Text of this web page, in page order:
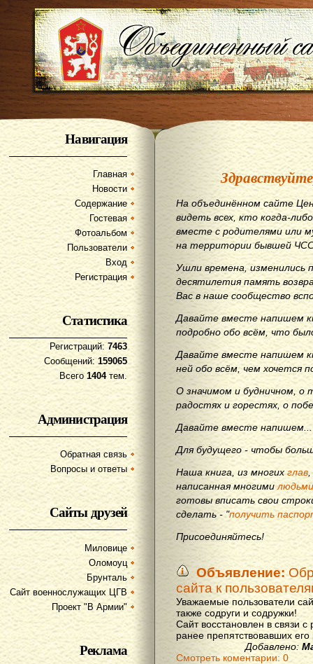
Навигация
Главная
Новости
Содержание
Гостевая
Фотоальбом
Пользователи
Вход
Регистрация
Статистика
Регистраций: 7463
Сообщений:159065
Всего 1404тем.
Администрация
Обратная связь
Вопросы и ответы
Сайты друзей
Миловице
Оломоуц
Брунталь
Сайт военнослужащих ЦГВ
Проект "В Армии"
Реклама
На объединённом сайте
видеть всех, кто когда-
вместе с родителями или
на территории бывшей
Ушли времена, изменились
десятилетия память
Вас в наше сообщество
Давайте вместе напишем
подробно обо всём, что
Давайте вместе напишем
ней обо всём, чем хочется
О значимом и будничном, о
радостях и горестях, о
Давайте вместе напишем...
Для будущего - чтобы
Наша книга, из многихглав
написанная многимилюдьми
готовы вписать свои
сделать - "получить
Присоединяйтесь!
Объявление:
сайта к
Уважаемые пользователи
также содруги и содружки!
Сайт восстановлен в связи
ранее препятствовавших
Добавлено:
Смотреть коментарии: 0